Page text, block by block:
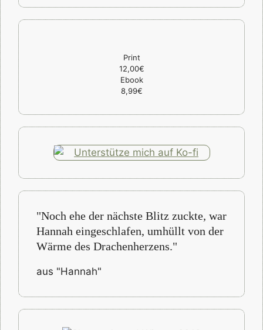
Print
12,00€
Ebook
8,99€
"Noch ehe der nächste Blitz zuckte, war
Hannah eingeschlafen, umhüllt von der
Wärme des Drachenherzens."
aus "Hannah"